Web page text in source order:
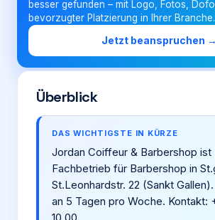
besser gefunden – mit Logo, Fotos,
bevorzugter Platzierung in Ihrer Branche.
Jetzt beanspruchen →
Überblick
DAS WICHTIGSTE IN KÜRZE
Jordan Coiffeur & Barbershop ist
Fachbetrieb für Barbershop in
St.Leonhardstr. 22 (Sankt
an 5 Tagen pro Woche. Kontakt: